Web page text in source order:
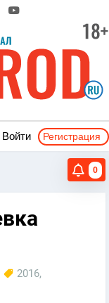
Войти Регистрация
0
2016,